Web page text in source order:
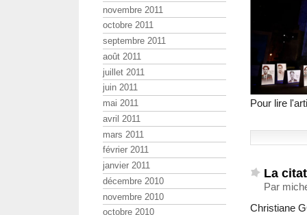
Pour lire
La
Par
Christiane
novembre 2011
octobre 2011
septembre 2011
août 2011
juillet 2011
juin 2011
mai 2011
avril 2011
mars 2011
février 2011
janvier 2011
décembre 2010
novembre 2010
octobre 2010